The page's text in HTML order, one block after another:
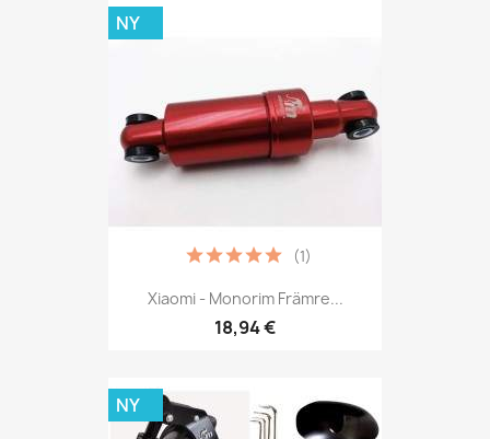
Xiaomi - Monorim Främre...
18,94 €
(1)
NY
NY